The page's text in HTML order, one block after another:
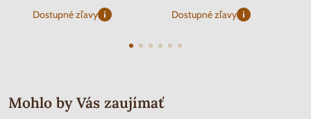
Dostupné zľavy Dostupné zľavy
Mohlo by Vás zaujímať